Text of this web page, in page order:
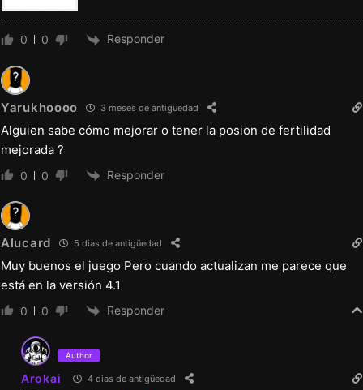
0 0 Responder
Yarukhoooo 3 meses de antigüedad
Alguien sabe cómo mejorar o tener la posion de fertilidad
mejorada ?
0 0 Responder
Alucard 5 dias de antigüedad
Muy buenos el juego Pero cuando actualizan me parece que
está en la versión 4.1
0 0 Responder
Author
Arokai 4 dias de antigüedad